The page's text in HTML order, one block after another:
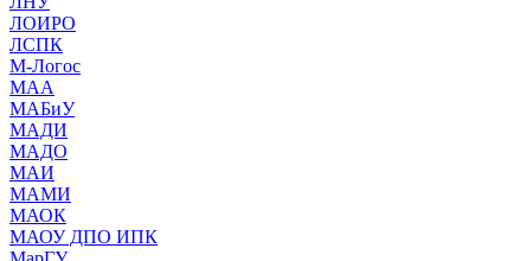
ЛОИРО
ЛСПК
М-Логос
МАА
МАБиУ
МАДИ
МАДО
МАИ
МАМИ
МАОК
МАОУ ДПО ИПК